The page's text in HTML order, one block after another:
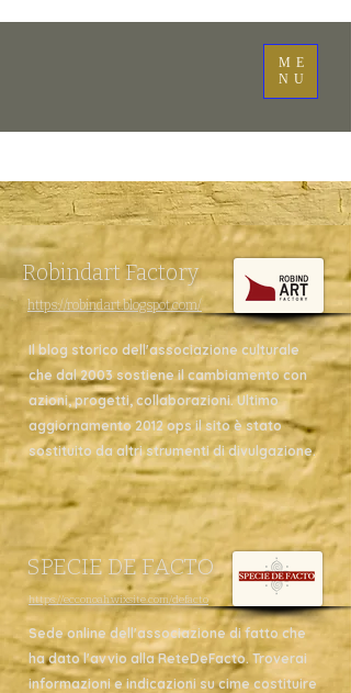
ME
NU
Robindart Factory
https://robindart.blogspot.com/
Il blog storico dell'associazione culturale
che dal 2003 sostiene il cambiamento con
azioni, progetti, collaborazioni. Ultimo
aggiornamento 2012 ops il sito è stato
sostituito da altri strumenti di divulgazione.
SPECIE DE FACTO
https://ecconoah.wixsite.com/defacto
Sede online dell'associazione di fatto che
ha dato l'avvio alla ReteDeFacto. Troverai
informazioni e indicazioni su cime costituire